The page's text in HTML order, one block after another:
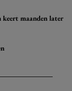
keert maanden later